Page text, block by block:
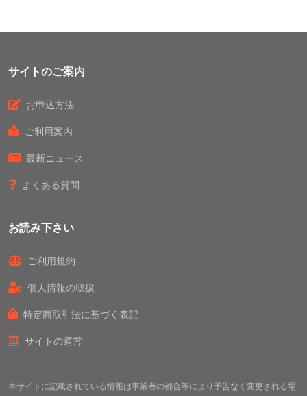
サイトのご案内
お申込方法
ご利用案内
最新ニュース
よくある質問
お読み下さい
ご利用規約
個人情報の取扱
特定商取引法に基づく表記
サイトの運営
本サイトに記載されている情報は事業者の都合等により予告なく変更される場